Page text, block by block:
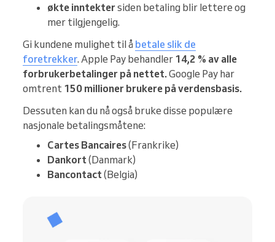
økte inntektersiden betaling blir lettere og
mer tilgjengelig.
Gi kundene mulighet til å betale slik de
foretrekker. Apple Pay behandler 14,2 % av alle
forbrukerbetalinger på nettet.Google Pay har
omtrent 150 millioner brukere på verdensbasis.
Dessuten kan du nå også bruke disse populære
nasjonale betalingsmåtene:
Cartes Bancaires(Frankrike)
Dankort(Danmark)
Bancontact(Belgia)